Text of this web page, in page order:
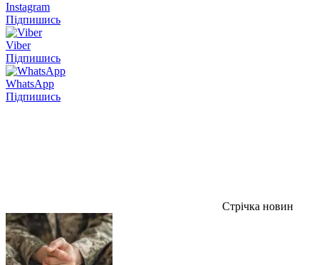
Instagram
Підпишись
Viber
Підпишись
WhatsApp
Підпишись
Стрічка новин